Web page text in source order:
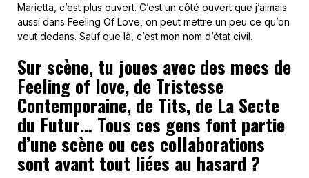
Marietta, c’est plus ouvert. C’est un côté ouvert que j’aimais
aussi dans Feeling Of Love, on peut mettre un peu ce qu’on
veut dedans. Sauf que là, c’est mon nom d’état civil.
Sur scène, tu joues avec des mecs de
Feeling of love, de Tristesse
Contemporaine, de Tits, de La Secte
du Futur… Tous ces gens font partie
d’une scène ou ces collaborations
sont avant tout liées au hasard ?